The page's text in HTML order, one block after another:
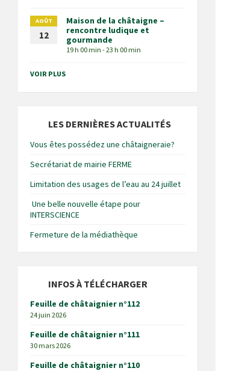
AOÛT
12
Maison de la châtaigne –
rencontre ludique et
gourmande
19 h 00 min - 23 h 00 min
VOIR PLUS
LES DERNIÈRES ACTUALITÉS
Vous êtes possédez une châtaigneraie?
Secrétariat de mairie FERME
Limitation des usages de l’eau au 24 juillet
Une belle nouvelle étape pour
INTERSCIENCE
Fermeture de la médiathèque
INFOS À TÉLÉCHARGER
Feuille de châtaignier n°112
24 juin 2026
Feuille de châtaignier n°111
30 mars 2026
Feuille de châtaignier n°110